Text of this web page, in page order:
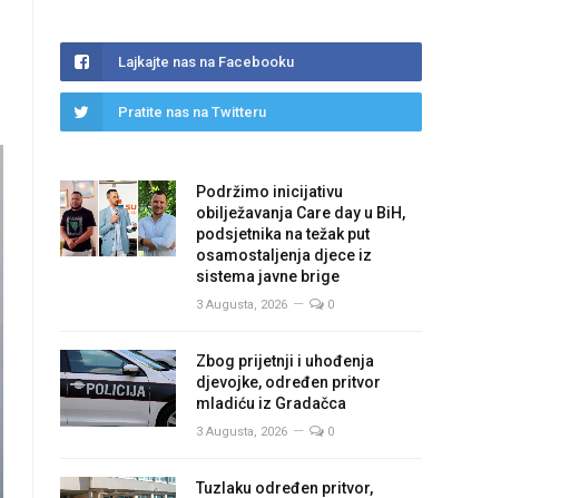
Lajkajte nas na Facebooku
Pratite nas na Twitteru
Podržimo inicijativu
obilježavanja Care day u BiH,
podsjetnika na težak put
osamostaljenja djece iz
sistema javne brige
3 Augusta, 2026 0
Zbog prijetnji i uhođenja
djevojke, određen pritvor
mladiću iz Gradačca
3 Augusta, 2026 0
Tuzlaku određen pritvor,